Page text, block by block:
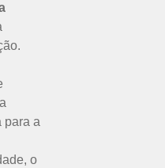
para a
o